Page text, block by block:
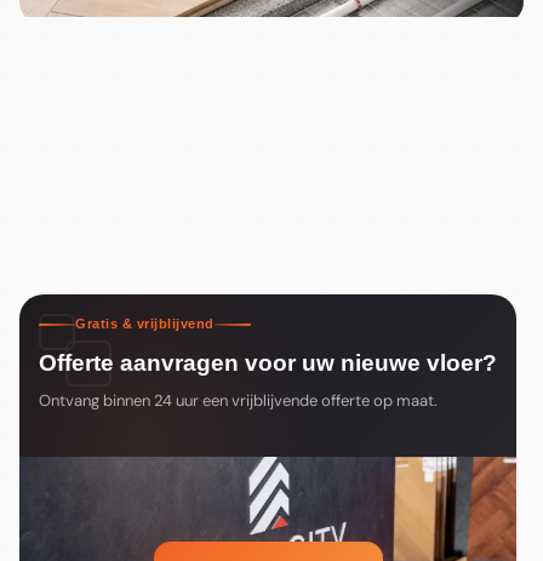
Gratis & vrijblijvend
Offerte aanvragen voor uw nieuwe vloer?
Ontvang binnen 24 uur een vrijblijvende offerte op maat.